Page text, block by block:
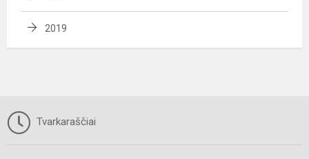
2019
Tvarkaraščiai